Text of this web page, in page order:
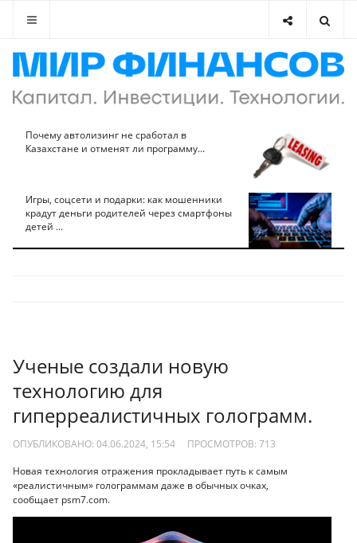
Почему автолизинг не сработал в
Казахстане и отменят ли программу...
Игры, соцсети и подарки: как мошенники
крадут деньги родителей через смартфоны
детей ...
Ученые создали новую
технологию для
гиперреалистичных голограмм.
ОПУБЛИКОВАНО: 04.06.2024, 15:54 ПРОСМОТРОВ: 713
Новая технология отражения прокладывает путь к самым
«реалистичным» голограммам даже в обычных очках,
сообщает psm7.com.